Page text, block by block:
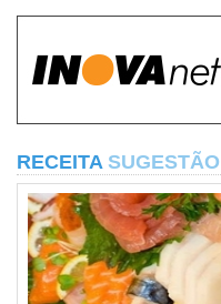
RECEITA SUGESTÃO